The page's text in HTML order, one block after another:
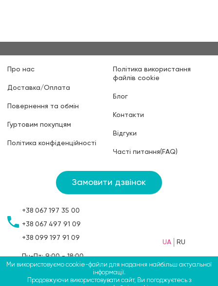
Про нас
Доставка/Оплата
Повернення та обмін
Гуртовим покупцям
Політика конфіденційності
Політика використання
файлів cookie
Блог
Контакти
Відгуки
Часті питання(FAQ)
Замовити дзвінок
+38 067 197 35 00
+38 067 497 91 09
+38 099 197 91 09
Пн-Пт: 9:00 - 18:00
Сб: 9:00 - 15:00
UA RU
Ми використовуємо cookie-файли для надання найбільш актуальної
інформації.
Продовжуючи використовувати сайт, Ви погоджуєтесь з